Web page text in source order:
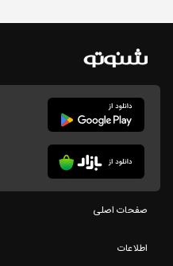
صفحات اصلی
اطلاعات